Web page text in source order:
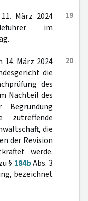
19
März 2024
im
20
März 2024
die
des
Nachteil des
Begründung
die
der Revision
werde.
§ 184bAbs. 3
bezeichnet